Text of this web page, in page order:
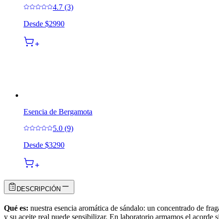
4.7 (3)
Desde $2990
Esencia de Bergamota
5.0 (9)
Desde $3290
DESCRIPCIÓN
Qué es: nuestra esencia aromática de sándalo: un concentrado de
y su aceite real puede sensibilizar. En laboratorio armamos el